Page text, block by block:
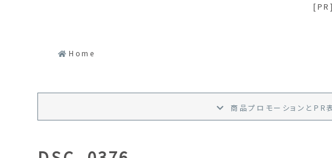
[PR]
Home
商品プロモーション と PR